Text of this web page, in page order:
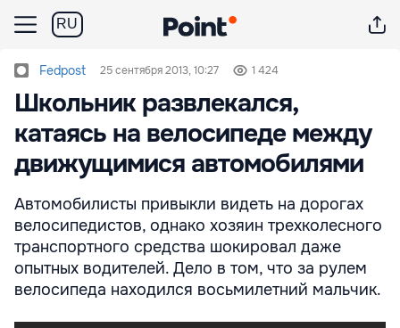
RU
Fedpost 25 сентября 2013, 10:27 1 424
Школьник развлекался,
катаясь на велосипеде между
движущимися автомобилями
Автомобилисты привыкли видеть на дорогах
велосипедистов, однако хозяин трехколесного
транспортного средства шокировал даже
опытных водителей. Дело в том, что за рулем
велосипеда находился восьмилетний мальчик.